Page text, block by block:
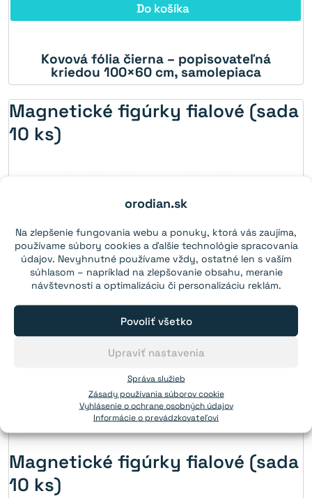
orodian.sk
Na zlepšenie fungovania webu a ponuky, ktorá vás zaujíma,
používame súbory cookies a ďalšie technológie spracovania
údajov. Nevyhnutné používame vždy, ostatné len s vaším
súhlasom – napríklad na zlepšovanie obsahu, meranie
návštevnosti a optimalizáciu či personalizáciu reklám.
Správa služieb
Povoliť všetko
Upraviť nastavenia
Zásady používania súborov cookie
Vyhlásenie o ochrane osobných údajov
Informácie o prevádzkovateľovi
Do košíka
5%
Kovová fólia čierna – popisovateľná
kriedou 100×60 cm, samolepiaca
Magnetické figúrky fialové (sada
10 ks)
Magnetické figúrky fialové (sada
10 ks)